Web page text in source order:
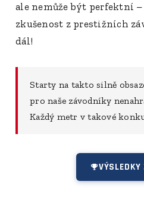
ale nemůže být perfektní
zkušenost z prestižních
dál!
Starty na takto silně
pro naše závodníky
Každý metr v takové
VÝSLEDKY